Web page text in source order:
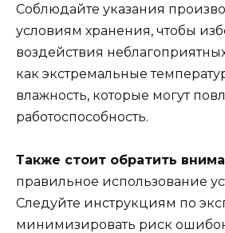
Соблюдайте указания
условиям хранения, чтобы
воздействия
как экстремальные
влажность, которые могут
работоспособность.
Также стоит обратить
правильное использование
Следуйте инструкциям по
минимизировать риск